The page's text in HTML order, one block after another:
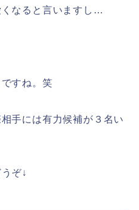
なると言いますし…
すね。笑
手には有力候補が３名い
ぞ↓